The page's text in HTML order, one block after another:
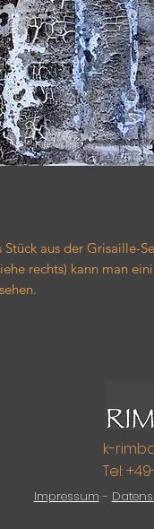
aus der Grisaille-
rechts) kann man
k-
Tel:
Impressum -